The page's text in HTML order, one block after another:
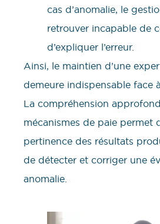
cas d’anomalie, le
retrouver incapable de
d’expliquer l’erreur.
Ainsi, le maintien d’une
demeure indispensable face
La compréhension
mécanismes de paie permet
pertinence des résultats
de détecter et corriger une
anomalie.